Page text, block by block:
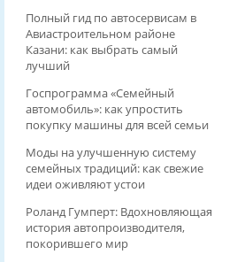
Полный гид по автосервисам в
Авиастроительном районе
Казани: как выбрать самый
лучший
Госпрограмма «Семейный
автомобиль»: как упростить
покупку машины для всей семьи
Моды на улучшенную систему
семейных традиций: как свежие
идеи оживляют устои
Роланд Гумперт: Вдохновляющая
история автопроизводителя,
покорившего мир